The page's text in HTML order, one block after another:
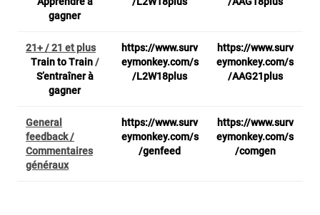
gagner
21+ / 21 et plus
Train to Train/
S’entraîner à
gagner
https://www.surv
eymonkey.com/s
/L2W18plus
https://www.surv
eymonkey.com/s
/AAG21plus
General
feedback /
Commentaires
généraux
https://www.surv
eymonkey.com/s
/genfeed
https://www.surv
eymonkey.com/s
/comgen